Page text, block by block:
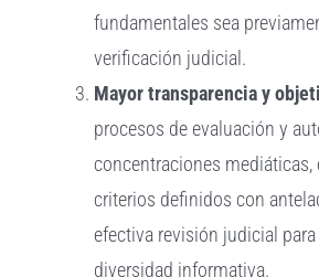
fundamentales sea
verificación judicial.
Mayor transparencia y
procesos de evaluación y
concentraciones mediáticas,
criterios definidos con
efectiva revisión judicial
diversidad informativa.